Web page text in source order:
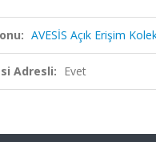
AVESİS Açık Erişim
Adresli: Evet